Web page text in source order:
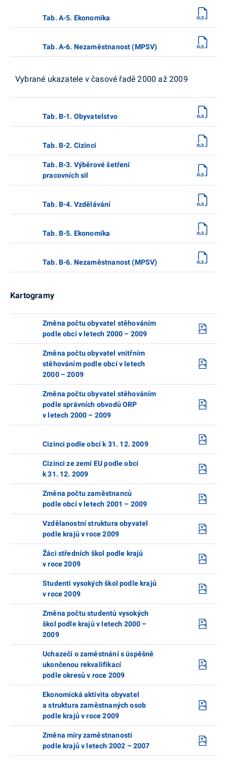
Tab. A-5. Ekonomika
Tab. A-6. Nezaměstnanost (MPSV)
Vybrané ukazatele v časové řadě 2000 až 2009
Tab. B-1. Obyvatelstvo
Tab. B-2. Cizinci
Tab. B-3. Výběrové šetření
pracovních sil
Tab. B-4. Vzdělávání
Tab. B-5. Ekonomika
Tab. B-6. Nezaměstnanost (MPSV)
Kartogramy
Změna počtu obyvatel stěhováním
podle obcí v letech 2000 – 2009
Změna počtu obyvatel vnitřním
stěhováním podle obcí v letech
2000 – 2009
Změna počtu obyvatel stěhováním
podle správních obvodů ORP
v letech 2000 – 2009
Cizinci podle obcí k 31. 12. 2009
Cizinci ze zemí EU podle obcí
k 31. 12. 2009
Změna počtu zaměstnanců
podle obcí v letech 2001 – 2009
Vzdělanostní struktura obyvatel
podle krajů v roce 2009
Žáci středních škol podle krajů
v roce 2009
Studenti vysokých škol podle krajů
v roce 2009
Změna počtu studentů vysokých
škol podle krajů v letech 2000 –
2009
Uchazeči o zaměstnání s úspěšně
ukončenou rekvalifikací
podle okresů v roce 2009
Ekonomická aktivita obyvatel
a struktura zaměstnaných osob
podle krajů v roce 2009
Změna míry zaměstnanosti
podle krajů v letech 2002 – 2007